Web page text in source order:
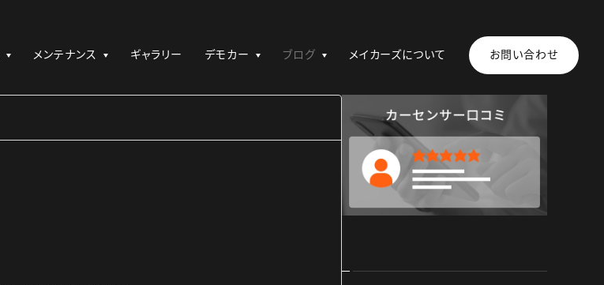
メンテナンス ギャラリー デモカー ブログ メイカーズについて お問い合わせ